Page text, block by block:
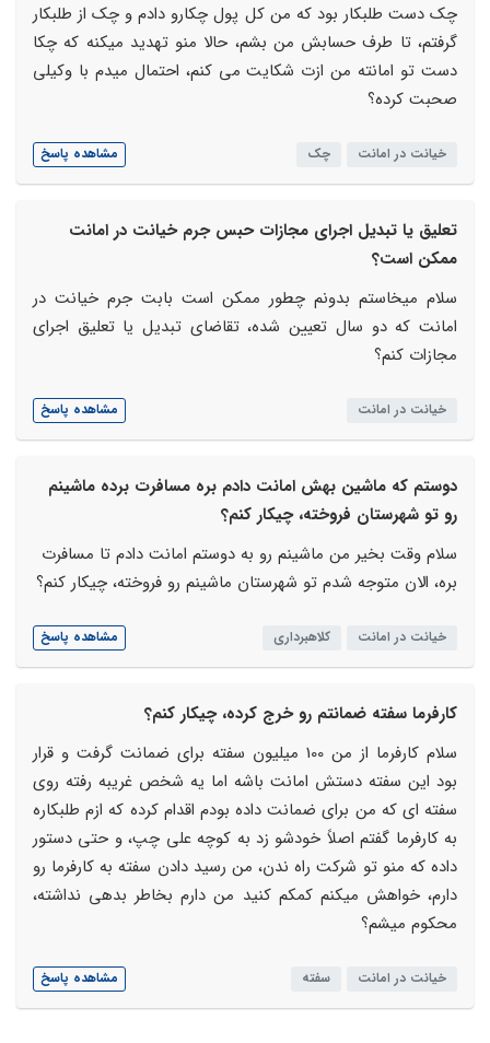
چک دست طلبکار بود که من کل پول چکارو دادم و چک از طلبکار
گرفتم، تا طرف حسابش من بشم، حالا منو تهدید میکنه که چکا
دست تو امانته من ازت شکایت می کنم، احتمال میدم با وکیلی
صحبت کرده؟
خیانت در امانت چک مشاهده پاسخ
تعلیق یا تبدیل اجرای مجازات حبس جرم خیانت در امانت
ممکن است؟
سلام میخاستم بدونم چطور ممکن است بابت جرم خیانت در
امانت که دو سال تعیین شده، تقاضای تبدیل یا تعلیق اجرای
مجازات کنم؟
خیانت در امانت مشاهده پاسخ
دوستم که ماشین بهش امانت دادم بره مسافرت برده ماشینم
رو تو شهرستان فروخته، چیکار کنم؟
سلام وقت بخیر من ماشینم رو به دوستم امانت دادم تا مسافرت
بره، الان متوجه شدم تو شهرستان ماشینم رو فروخته، چیکار کنم؟
خیانت در امانت کلاهبرداری مشاهده پاسخ
کارفرما سفته ضمانتم رو خرج کرده، چیکار کنم؟
سلام کارفرما از من 100 میلیون سفته برای ضمانت گرفت و قرار
بود این سفته دستش امانت باشه اما یه شخص غریبه رفته روی
سفته ای که من برای ضمانت داده بودم اقدام کرده که ازم طلبکاره
به کارفرما گفتم اصلاً خودشو زد به کوچه علی چپ، و حتی دستور
داده که منو تو شرکت راه ندن، من رسید دادن سفته به کارفرما رو
دارم، خواهش میکنم کمکم کنید من دارم بخاطر بدهی نداشته،
محکوم میشم؟
خیانت در امانت سفته مشاهده پاسخ